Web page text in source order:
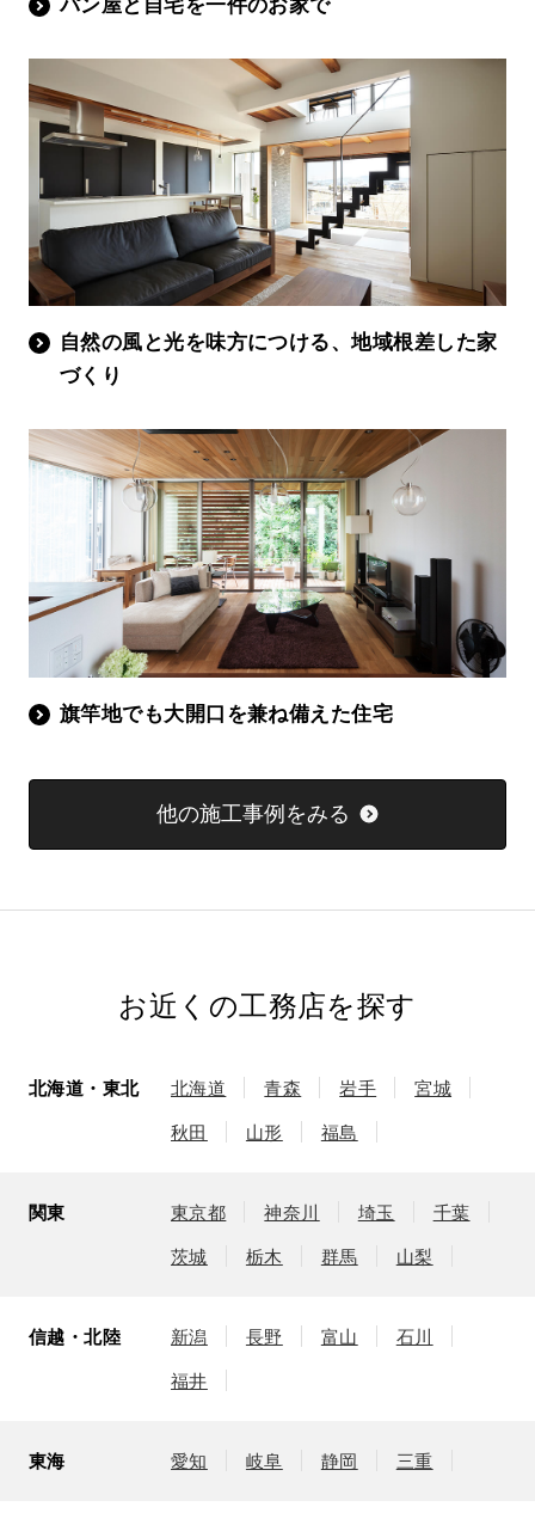
パン屋と自宅を一件のお家で
自然の風と光を味方につける、地域根差した家
づくり
旗竿地でも大開口を兼ね備えた住宅
他の施工事例をみる
お近くの工務店を探す
北海道・東北 北海道 青森 岩手 宮城
秋田 山形 福島
関東 東京都 神奈川 埼玉 千葉
茨城 栃木 群馬 山梨
信越・北陸 新潟 長野 富山 石川
福井
東海 愛知 岐阜 静岡 三重